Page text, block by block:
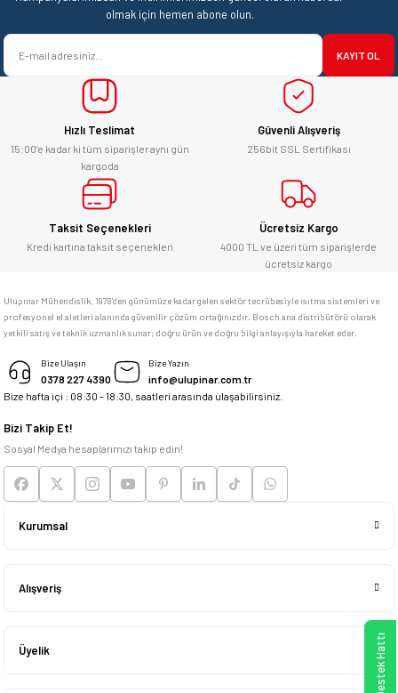
olmak için hemen abone olun.
KAYIT OL
Hızlı Teslimat
15:00’e kadar ki tüm siparişler aynı gün
kargoda
Güvenli Alışveriş
256bit SSL Sertifikası
Taksit Seçenekleri
Kredi kartına taksit seçenekleri
Ücretsiz Kargo
4000 TL ve üzeri tüm siparişlerde
ücretsiz kargo
Ulupınar Mühendislik, 1978'den günümüze kadar gelen sektör tecrübesiyle ısıtma sistemleri ve
profesyonel el aletleri alanında güvenilir çözüm ortağınızdır. Bosch ana distribütörü olarak
yetkili satış ve teknik uzmanlık sunar; doğru ürün ve doğru bilgi anlayışıyla hareket eder.
Bize Ulaşın
0378 227 4390
Bize Yazın
info@ulupinar.com.tr
Bize hafta içi : 08:30 - 18:30, saatleri arasında ulaşabilirsiniz.
Bizi Takip Et!
Sosyal Medya hesaplarımızı takip edin!
Kurumsal
Alışveriş
Üyelik